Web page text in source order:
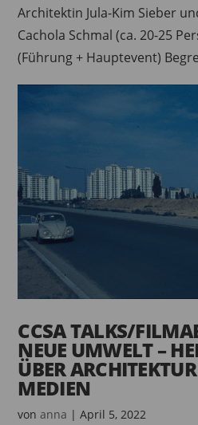
Architektin Jula-Kim Sieber
Cachola Schmal (ca. 20-25
(Führung + Hauptevent)
CCSA TALKS/
NEUE UMWELT –
ÜBER
MEDIEN
vonanna |April 5, 2022